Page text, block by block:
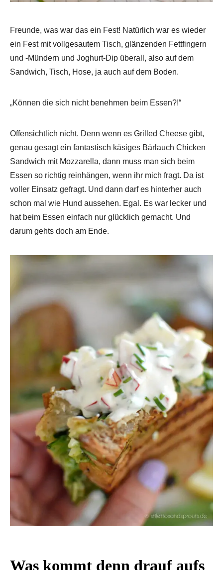
Freunde, was war das ein Fest! Natürlich war es wieder
ein Fest mit vollgesautem Tisch, glänzenden Fettfingern
und -Mündern und Joghurt-Dip überall, also auf dem
Sandwich, Tisch, Hose, ja auch auf dem Boden.
„Können die sich nicht benehmen beim Essen?!“
Offensichtlich nicht. Denn wenn es Grilled Cheese gibt,
genau gesagt ein fantastisch käsiges Bärlauch Chicken
Sandwich mit Mozzarella, dann muss man sich beim
Essen so richtig reinhängen, wenn ihr mich fragt. Da ist
voller Einsatz gefragt. Und dann darf es hinterher auch
schon mal wie Hund aussehen. Egal. Es war lecker und
hat beim Essen einfach nur glücklich gemacht. Und
darum gehts doch am Ende.
Was kommt denn drauf aufs